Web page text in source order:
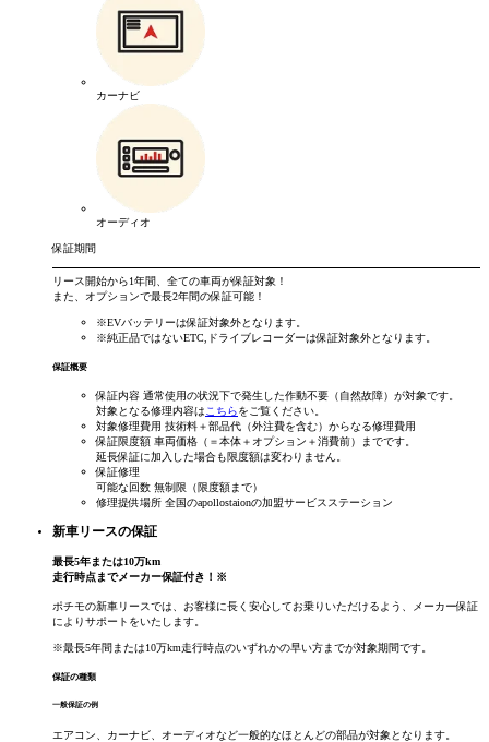
カーナビ
オーディオ
保証期間
リース開始から1年間、全ての車両が保証対象！
また、オプションで最長2年間の保証可能！
※EVバッテリーは保証対象外となります。
※純正品ではないETC,ドライブレコーダーは保証対象外となります。
保証概要
保証内容 通常使用の状況下で発生した作動不要（自然故障）が対象です。
対象となる修理内容は こちらをご覧ください。
対象修理費用 技術料＋部品代（外注費を含む）からなる修理費用
保証限度額 車両価格（＝本体＋オプション＋消費前）までです。
延長保証に加入した場合も限度額は変わりません。
保証修理
可能な回数 無制限（限度額まで）
修理提供場所 全国のapollostaionの加盟サービスステーション
新車リースの保証
最長5年または10万km
走行時点までメーカー保証付き！ ※
ポチモの新車リースでは、お客様に長く安心してお乗りいただけるよう、メーカー保証
によりサポートをいたします。
※最長5年間または10万km走行時点のいずれかの早い方までが対象期間です。
保証の種類
一般保証の例
エアコン、カーナビ、オーディオなど一般的なほとんどの部品が対象となります。